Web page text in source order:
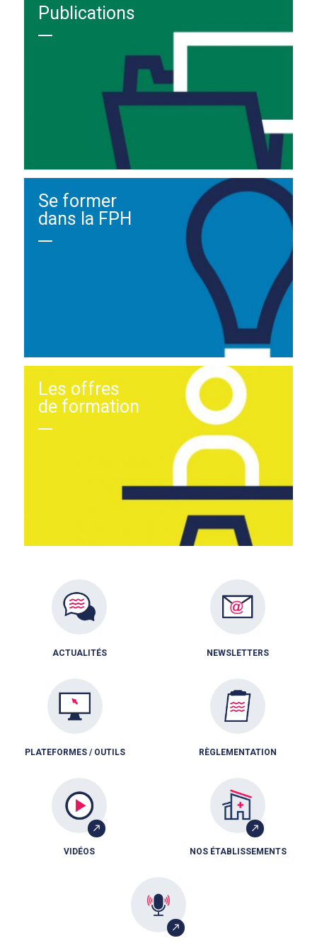
Publications
Se former
dans la FPH
Les offres
de formation
ACTUALITÉS NEWSLETTERS
PLATEFORMES / OUTILS RÈGLEMENTATION
VIDÉOS NOS ÉTABLISSEMENTS